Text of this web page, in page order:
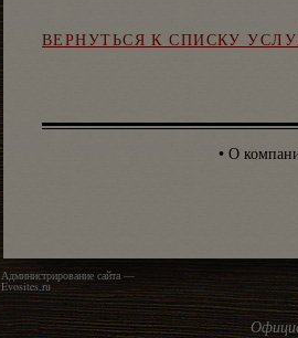
ВЕРНУТЬСЯ К СПИСКУ
• О
Администрирование сайта —
Evosites.ru